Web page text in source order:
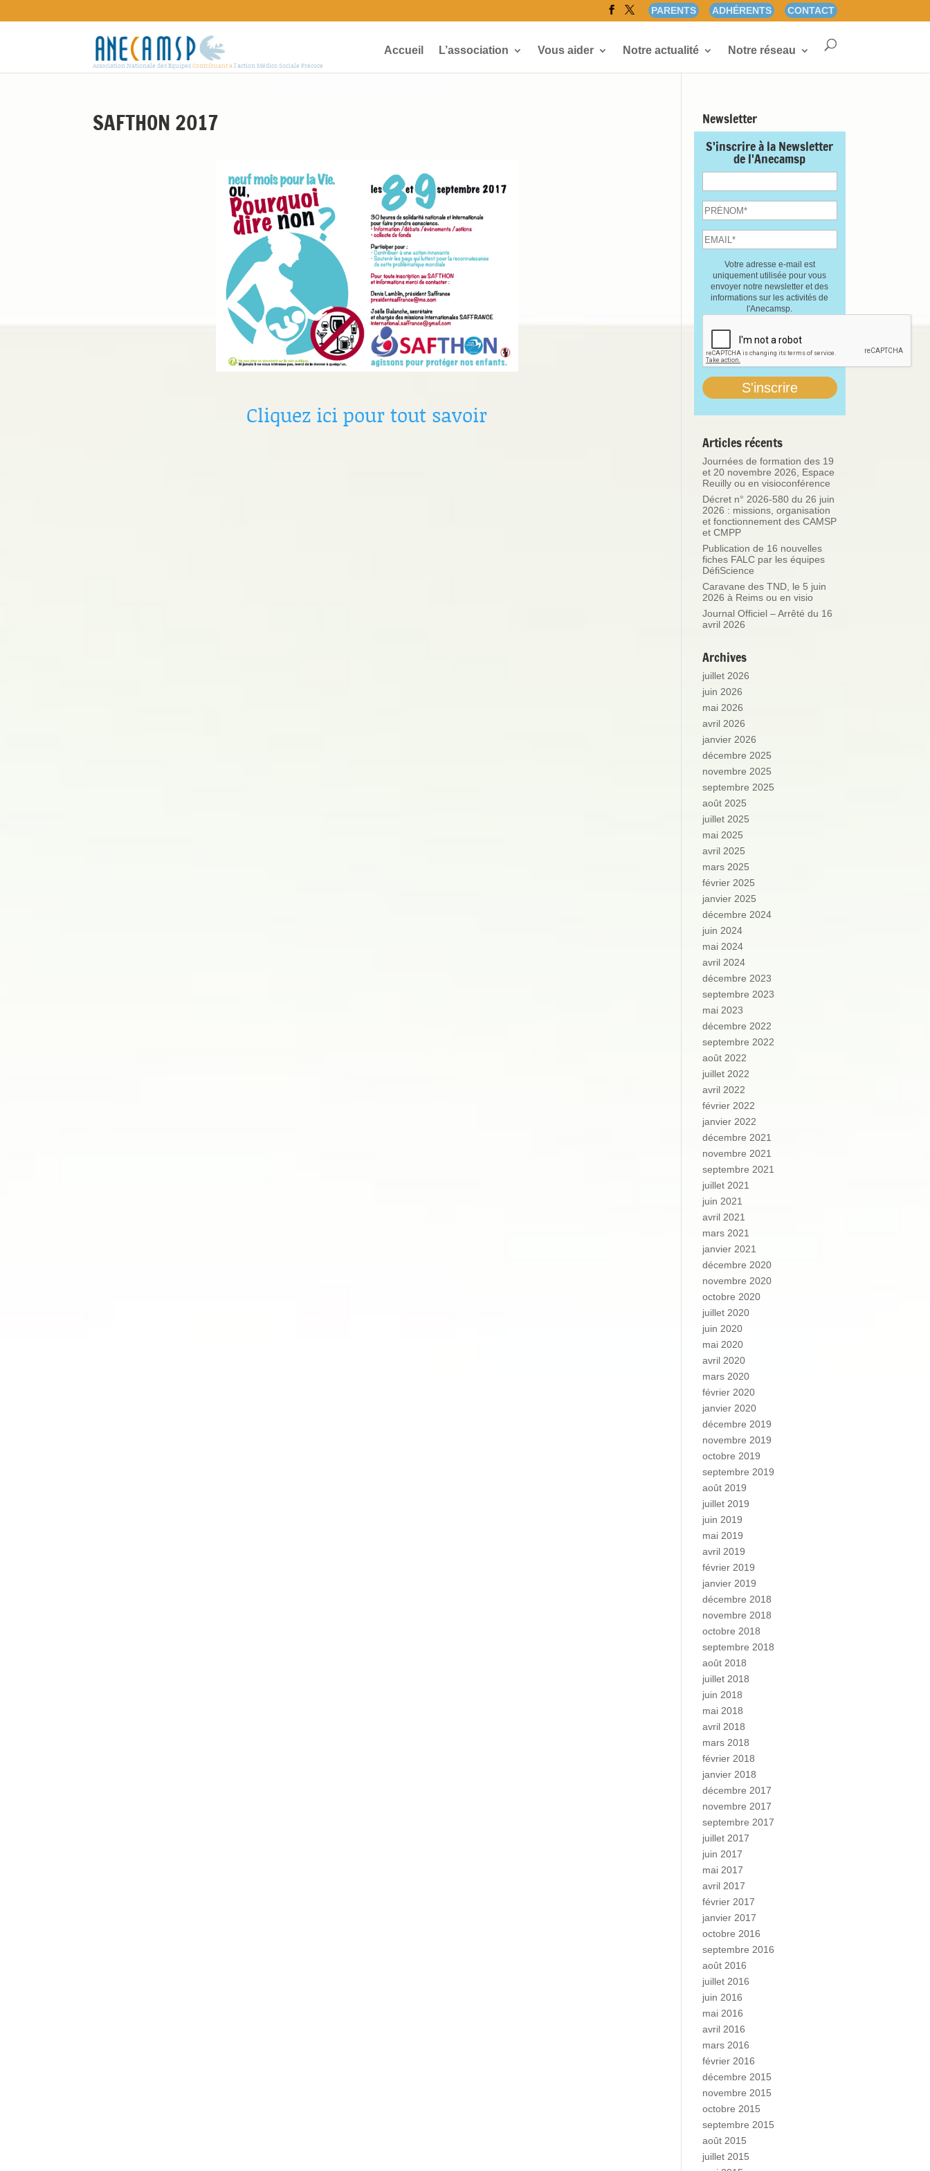
PARENTS ADHÉRENTS CONTACT
Association Nationale des EquipesContribuant àl'action Médico Sociale Précoce
Accueil L’association Vous aider Notre actualité Notre réseau
SAFTHON 2017
Cliquez ici pour tout savoir
Newsletter
S'inscrire à la Newsletter
de l'Anecamsp
Votre adresse e-mail est
uniquement utilisée pour vous
envoyer notre newsletter et des
informations sur les activités de
l'Anecamsp.
Articles récents
Journées de formation des 19
et 20 novembre 2026, Espace
Reuilly ou en visioconférence
Décret n° 2026-580 du 26 juin
2026 : missions, organisation
et fonctionnement des CAMSP
et CMPP
Publication de 16 nouvelles
fiches FALC par les équipes
DéfiScience
Caravane des TND, le 5 juin
2026 à Reims ou en visio
Journal Officiel – Arrêté du 16
avril 2026
Archives
juillet 2026
juin 2026
mai 2026
avril 2026
janvier 2026
décembre 2025
novembre 2025
septembre 2025
août 2025
juillet 2025
mai 2025
avril 2025
mars 2025
février 2025
janvier 2025
décembre 2024
juin 2024
mai 2024
avril 2024
décembre 2023
septembre 2023
mai 2023
décembre 2022
septembre 2022
août 2022
juillet 2022
avril 2022
février 2022
janvier 2022
décembre 2021
novembre 2021
septembre 2021
juillet 2021
juin 2021
avril 2021
mars 2021
janvier 2021
décembre 2020
novembre 2020
octobre 2020
juillet 2020
juin 2020
mai 2020
avril 2020
mars 2020
février 2020
janvier 2020
décembre 2019
novembre 2019
octobre 2019
septembre 2019
août 2019
juillet 2019
juin 2019
mai 2019
avril 2019
février 2019
janvier 2019
décembre 2018
novembre 2018
octobre 2018
septembre 2018
août 2018
juillet 2018
juin 2018
mai 2018
avril 2018
mars 2018
février 2018
janvier 2018
décembre 2017
novembre 2017
septembre 2017
juillet 2017
juin 2017
mai 2017
avril 2017
février 2017
janvier 2017
octobre 2016
septembre 2016
août 2016
juillet 2016
juin 2016
mai 2016
avril 2016
mars 2016
février 2016
décembre 2015
novembre 2015
octobre 2015
septembre 2015
août 2015
juillet 2015